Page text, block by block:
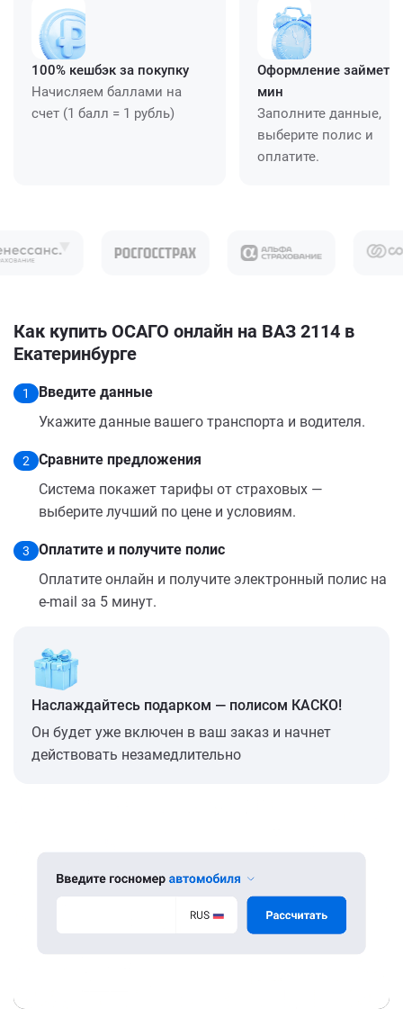
100% кешбэк за покупку
Начисляем баллами на
счет (1 балл = 1 рубль)
Оформление займет
мин
Заполните данные,
выберите полис и
оплатите.
Как купить ОСАГО онлайн на ВАЗ 2114 в
Екатеринбурге
1
Введите данные
Укажите данные вашего транспорта и водителя.
2
Сравните предложения
Система покажет тарифы от страховых —
выберите лучший по цене и условиям.
3
Оплатите и получите полис
Оплатите онлайн и получите электронный полис на
e-mail за 5 минут.
Наслаждайтесь подарком — полисом КАСКО!
Он будет уже включен в ваш заказ и начнет
действовать незамедлительно